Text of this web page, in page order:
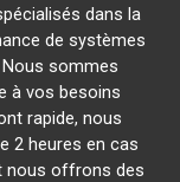
dans la
de systèmes
Nous sommes
à vos besoins
rapide, nous
2 heures en cas
nous offrons des